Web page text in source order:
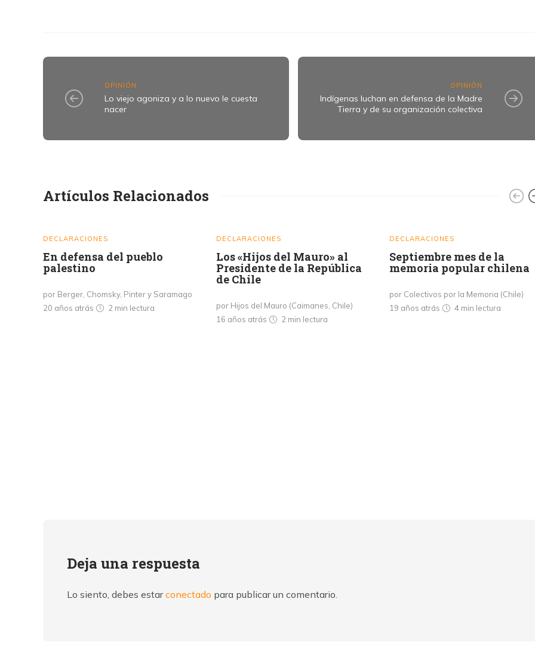
OPINIÓN
Lo viejo agoniza y a lo nuevo le cuesta
nacer
OPINIÓN
Indígenas luchan en defensa de la Madre
Tierra y de su organización colectiva
Artículos Relacionados
DECLARACIONES
En defensa del pueblo
palestino
por Berger, Chomsky, Pinter y Saramago
20 años atrás
2 min lectura
DECLARACIONES
Los «Hijos del Mauro» al
Presidente de la República
de Chile
por Hijos del Mauro (Caimanes, Chile)
16 años atrás
2 min lectura
DECLARACIONES
Septiembre mes de la
memoria popular chilena
por Colectivos por la Memoria (Chile)
19 años atrás
4 min lectura
Deja una respuesta
Lo siento, debes estarconectado para publicar un comentario.